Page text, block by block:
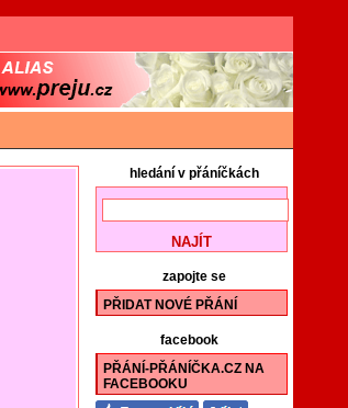
hledání v přáníčkách
zapojte se
PŘIDAT NOVÉ PŘÁNÍ
facebook
PŘÁNÍ-PŘÁNÍČKA.CZ NA
FACEBOOKU